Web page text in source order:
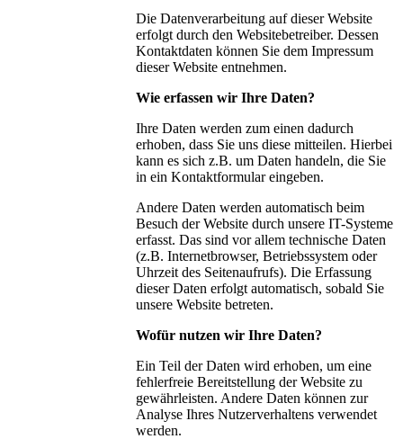
Die Datenverarbeitung auf dieser Website
erfolgt durch den Websitebetreiber. Dessen
Kontaktdaten können Sie dem Impressum
dieser Website entnehmen.
Wie erfassen wir Ihre Daten?
Ihre Daten werden zum einen dadurch
erhoben, dass Sie uns diese mitteilen. Hierbei
kann es sich z.B. um Daten handeln, die Sie
in ein Kontaktformular eingeben.
Andere Daten werden automatisch beim
Besuch der Website durch unsere IT-Systeme
erfasst. Das sind vor allem technische Daten
(z.B. Internetbrowser, Betriebssystem oder
Uhrzeit des Seitenaufrufs). Die Erfassung
dieser Daten erfolgt automatisch, sobald Sie
unsere Website betreten.
Wofür nutzen wir Ihre Daten?
Ein Teil der Daten wird erhoben, um eine
fehlerfreie Bereitstellung der Website zu
gewährleisten. Andere Daten können zur
Analyse Ihres Nutzerverhaltens verwendet
werden.